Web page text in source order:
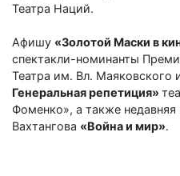
Театра Наций.
Афишу «Золотой Маски в
спектакли-номинанты
Театра им. Вл. Маяковского
Генеральная репетиция»
Фоменко», а также недавняя
Вахтангова «Война и мир».